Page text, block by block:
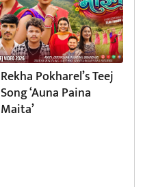
Rekha Pokharel’s Teej
Song ‘Auna Paina
Maita’